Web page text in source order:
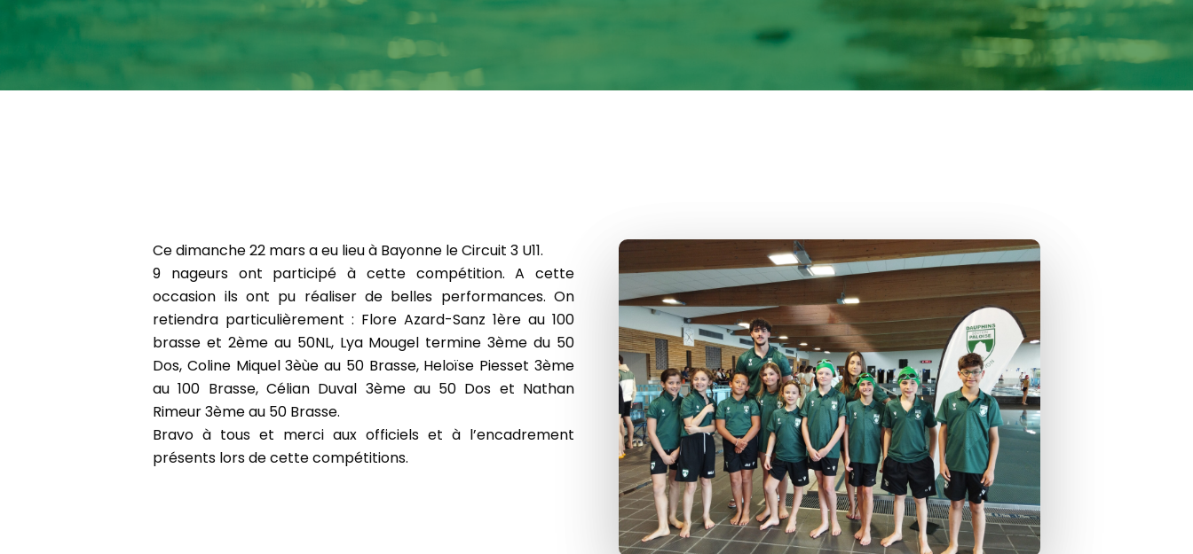
Ce dimanche 22 mars a eu lieu à Bayonne le Circuit 3 U11.
9 nageurs ont participé à cette compétition. A cette
occasion ils ont pu réaliser de belles performances. On
retiendra particulièrement : Flore Azard-Sanz 1ère au 100
brasse et 2ème au 50NL, Lya Mougel termine 3ème du 50
Dos, Coline Miquel 3èùe au 50 Brasse, Heloïse Piesset 3ème
au 100 Brasse, Célian Duval 3ème au 50 Dos et Nathan
Rimeur 3ème au 50 Brasse.
Bravo à tous et merci aux officiels et à l’encadrement
présents lors de cette compétitions.